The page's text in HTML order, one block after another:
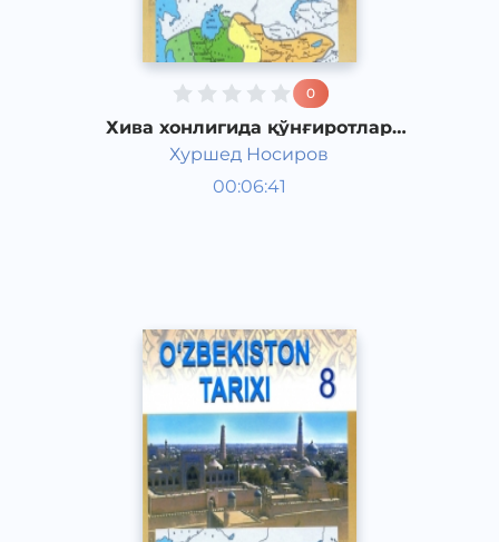
0
Хива хонлигида қўнғиротлар
сулоласининг ҳокимият тепасига
келиши
Хуршед Носиров
00:06:41
Ўзбекистон тарихи 8 синф